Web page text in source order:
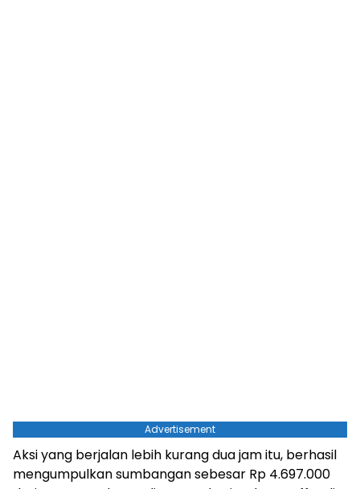
Advertisement
Aksi yang berjalan lebih kurang dua jam itu, berhasil
mengumpulkan sumbangan sebesar Rp 4.697.000